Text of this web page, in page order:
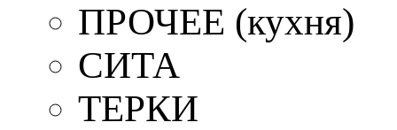
ПРОЧЕЕ (кухня)
СИТА
ТЕРКИ